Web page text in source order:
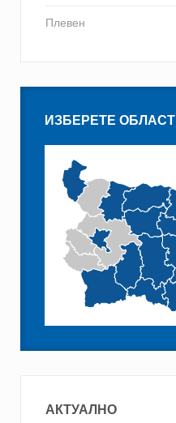
Плевен
ИЗБЕРЕТЕ ОБЛАСТ
АКТУАЛНО